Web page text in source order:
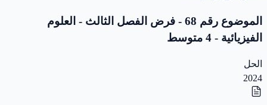
الموضوع رقم 68 - فرض الفصل الثالث - العلوم
الفيزيائية - 4 متوسط
الحل
2024